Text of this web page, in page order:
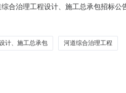
合治理工程设计、施工总承包招标
施进行公开招标。2.项目概况与招
千米
计、施工总承包 河道综合治理工程